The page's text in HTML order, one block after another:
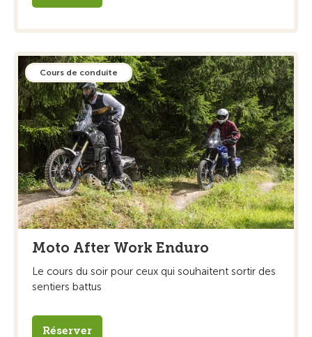
Cours de conduite
Moto After Work Enduro
Le cours du soir pour ceux qui souhaitent sortir des
sentiers battus
Réserver